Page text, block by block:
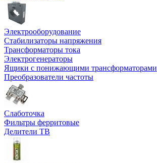
Электрооборудование
Стабилизаторы напряжения
Трансформаторы тока
Электрогенераторы
Ящики с понижающими трансформаторами
Преобразователи частоты
Слаботочка
Фильтры ферритовые
Делители ТВ